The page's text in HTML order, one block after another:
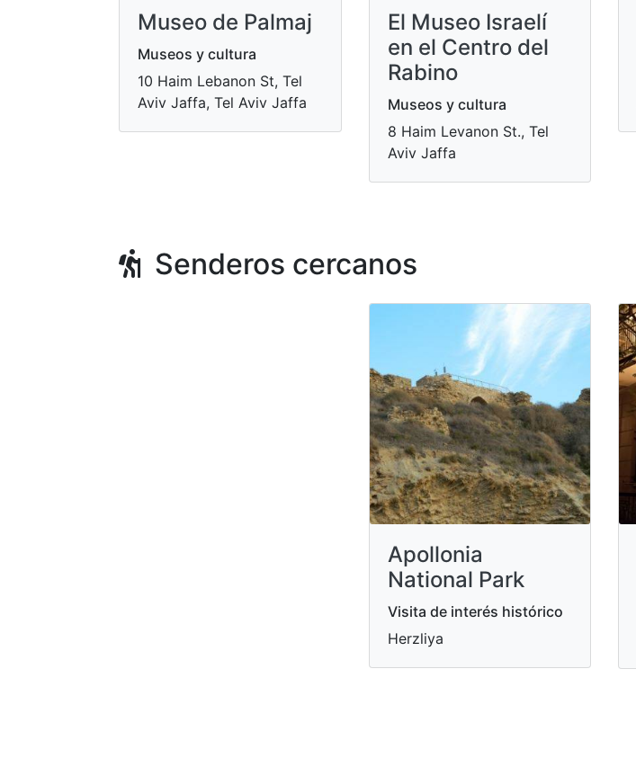
Museo de Palmaj
Museos y cultura
10 Haim Lebanon St, Tel
Aviv Jaffa, Tel Aviv Jaffa
El Museo Israelí
en el Centro del
Rabino
Museos y cultura
8 Haim Levanon St., Tel
Aviv Jaffa
Senderos cercanos
Apollonia
National Park
Visita de interés histórico
Herzliya